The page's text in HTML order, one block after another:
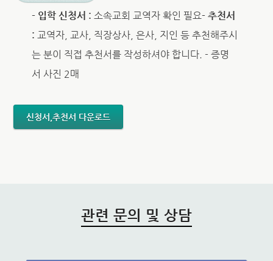
- 입학 신청서 :소속교회 교역자 확인 필요- 추천서
:교역자, 교사, 직장상사, 은사, 지인 등 추천해주시
는 분이 직접 추천서를 작성하셔야 합니다. - 증명
서 사진 2매
신청서,추천서 다운로드
관련 문의 및 상담